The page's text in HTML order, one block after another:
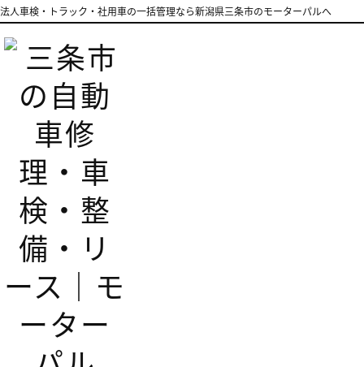
法人車検・トラック・社用車の一括管理なら新潟県三条市のモーターパルへ